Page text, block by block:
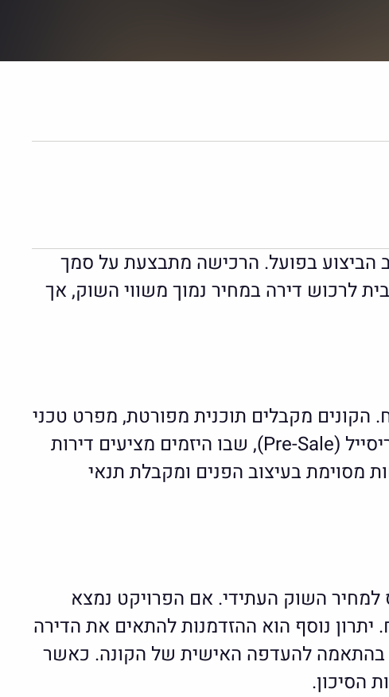
הביצוע בפועל. הרכישה מתבצעת על סמך
לרכוש דירה במחיר נמוך משווי השוק, אך
הקונים מקבלים תוכנית מפורטת, מפרט טכני
וחוזה רכישה, אך לא יכולים לבחון את הדירה בפועל. לעיתים ישנם פרויקטים בשלב פריסייל (Pre-Sale), שבו היזמים מציעים דירות
מסוימת בעיצוב הפנים ומקבלת תנאי
למחיר השוק העתידי. אם הפרויקט נמצא
נוסף הוא ההזדמנות להתאים את הדירה
בהתאמה להעדפה האישית של הקונה. כאשר
הסיכון.